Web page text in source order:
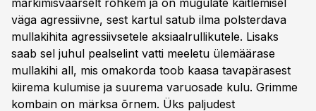
märkimisväärselt rohkem ja on mugulate käitlemisel
väga agressiivne, sest kartul satub ilma polsterdava
mullakihita agressiivsetele aksiaalrullikutele. Lisaks
saab sel juhul pealselint vatti meeletu ülemäärase
mullakihi all, mis omakorda toob kaasa tavapärasest
kiirema kulumise ja suurema varuosade kulu. Grimme
kombain on märksa õrnem. Üks paljudest